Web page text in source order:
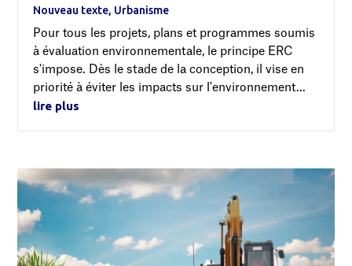
Nouveau texte, Urbanisme
Pour tous les projets, plans et programmes soumis
à évaluation environnementale, le principe ERC
s'impose. Dès le stade de la conception, il vise en
priorité à éviter les impacts sur l'environnement...
lire plus